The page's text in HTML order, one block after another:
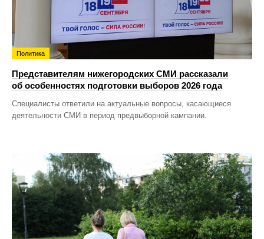
Политика
Представителям нижегородских СМИ рассказали
об особенностях подготовки выборов 2026 года
Специалисты ответили на актуальные вопросы, касающиеся
деятельности СМИ в период предвыборной кампании.